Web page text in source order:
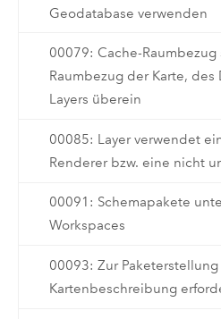
Geodatabase verwenden
00079: Cache-
Raumbezug der Karte, des
Layers überein
00085: Layer verwendet
Renderer bzw. eine nicht
00091: Schemapakete
Workspaces
00093: Zur
Kartenbeschreibung